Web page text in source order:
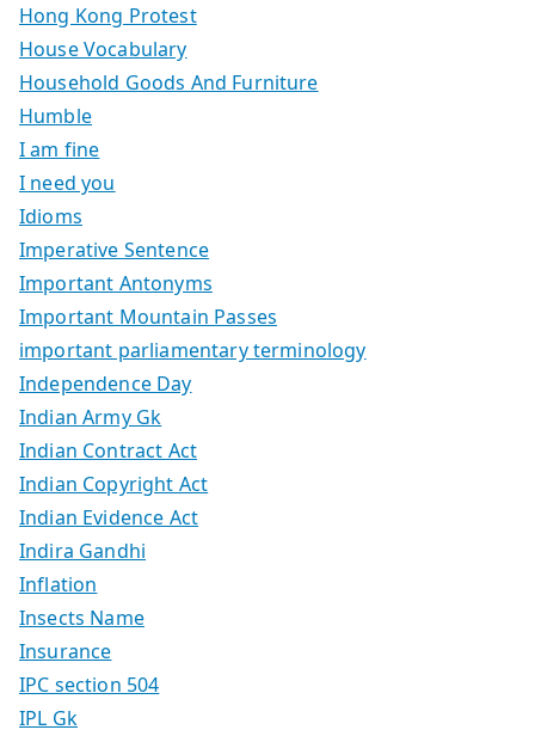
Hong Kong Protest
House Vocabulary
Household Goods And Furniture
Humble
I am fine
I need you
Idioms
Imperative Sentence
Important Antonyms
Important Mountain Passes
important parliamentary terminology
Independence Day
Indian Army Gk
Indian Contract Act
Indian Copyright Act
Indian Evidence Act
Indira Gandhi
Inflation
Insects Name
Insurance
IPC section 504
IPL Gk